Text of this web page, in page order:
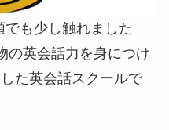
でも少し触れました
の英会話力を身につけ
た英会話スクールで